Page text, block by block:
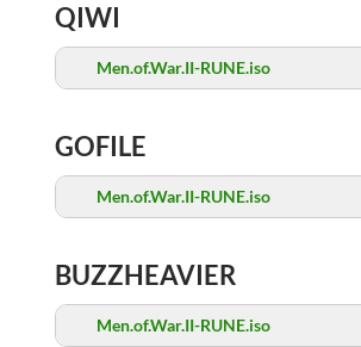
QIWI
Men.of.War.II-RUNE.iso
GOFILE
Men.of.War.II-RUNE.iso
BUZZHEAVIER
Men.of.War.II-RUNE.iso